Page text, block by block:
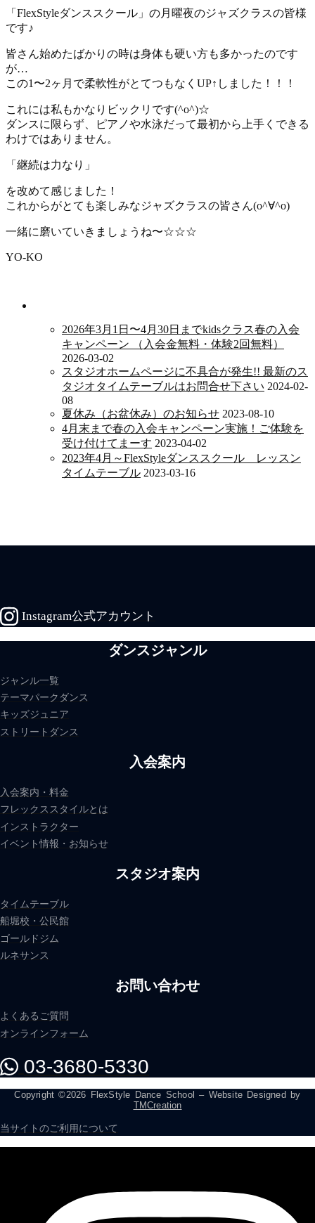
「FlexStyleダンススクール」の月曜夜のジャズクラスの皆様
です♪
皆さん始めたばかりの時は身体も硬い方も多かったのです
が…
この1〜2ヶ月で柔軟性がとてつもなくUP↑しました！！！
これには私もかなりビックリです(^o^)☆
ダンスに限らず、ピアノや水泳だって最初から上手くできる
わけではありません。
「継続は力なり」
を改めて感じました！
これからがとても楽しみなジャズクラスの皆さん(o^∀^o)
一緒に磨いていきましょうね〜☆☆☆
YO-KO
2026年3月1日〜4月30日までkidsクラス春の入会
キャンペーン （入会金無料・体験2回無料）
2026-03-02
スタジオホームページに不具合が発生!! 最新のス
タジオタイムテーブルはお問合せ下さい 2024-02-
08
夏休み（お盆休み）のお知らせ 2023-08-10
4月末まで春の入会キャンペーン実施！ご体験を
受け付けてまーす 2023-04-02
2023年4月～FlexStyleダンススクール レッスン
タイムテーブル 2023-03-16
Instagram公式アカウント
ダンスジャンル
ジャンル一覧
テーマパークダンス
キッズジュニア
ストリートダンス
入会案内
入会案内・料金
フレックススタイルとは
インストラクター
イベント情報・お知らせ
スタジオ案内
タイムテーブル
船堀校・公民館
ゴールドジム
ルネサンス
お問い合わせ
よくあるご質問
オンラインフォーム
03-3680-5330
Copyright ©2026 FlexStyle Dance School – Website Designed by
TMCreation
当サイトのご利用について